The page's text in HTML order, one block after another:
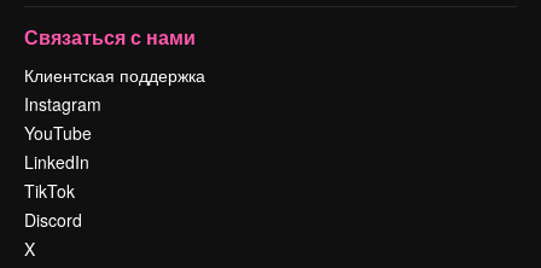
Связаться с нами
Клиентская поддержка
Instagram
YouTube
LinkedIn
TikTok
Discord
X